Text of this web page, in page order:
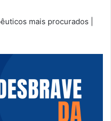
mais procurados |